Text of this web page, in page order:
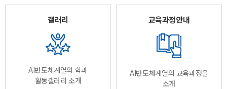
갤러리
AI반도체계열의 학과
활동갤러리 소개
교육과정안내
AI반도체계열의 교육과정을
소개